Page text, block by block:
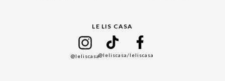
LE LIS CASA
@leliscasa@leliscasa/leliscasa